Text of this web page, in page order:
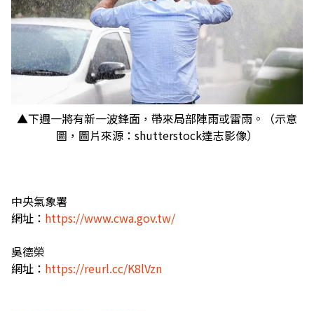
▲下週一將有新一波鋒面，帶來局部陣雨或雷雨。（示意
圖，圖片來源：shutterstock達志影像）
中央氣象署
網址： https://www.cwa.gov.tw/
吳德榮
網址： https://reurl.cc/K8lVzn